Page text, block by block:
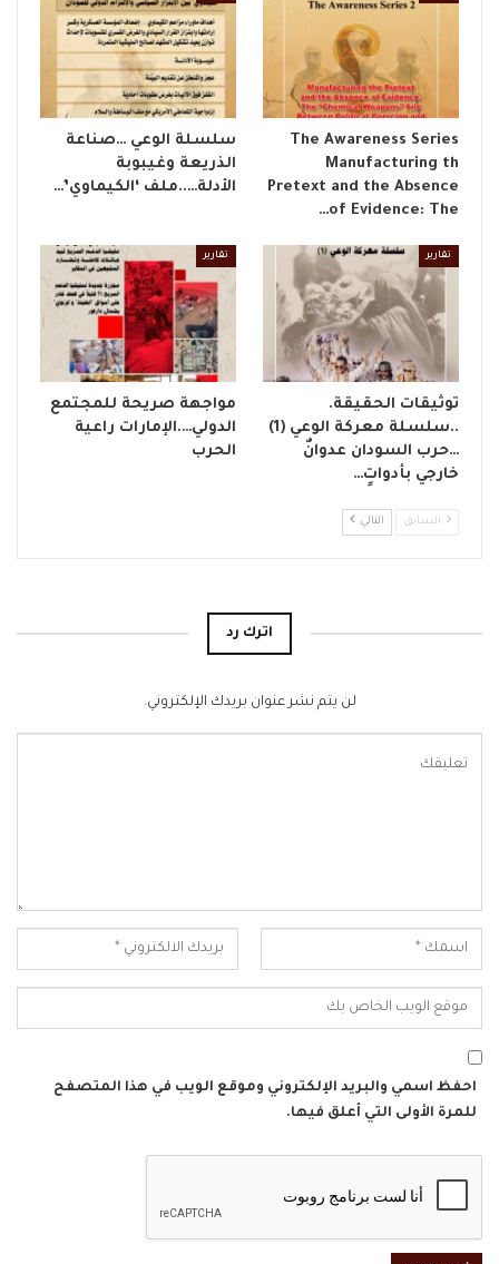
The Awareness Series
Manufacturing th
Pretext and the Absence
of Evidence: The…
​سلسلة الوعي …صناعة
الذريعة وغيبوبة
الأدلة…..ملف ‘الكيماوي’…
تقارير
توثيقات الحقيقة.
..سلسلة معركة الوعي (1)
…حرب السودان عدوانٌ
خارجي بأدواتٍ…
تقارير
مواجهة صريحة للمجتمع
الدولي….الإمارات راعية
الحرب
السابق التالي
اترك رد
لن يتم نشر عنوان بريدك الإلكتروني.
احفظ اسمي والبريد الإلكتروني وموقع الويب في هذا المتصفح
للمرة الأولى التي أعلق فيها.